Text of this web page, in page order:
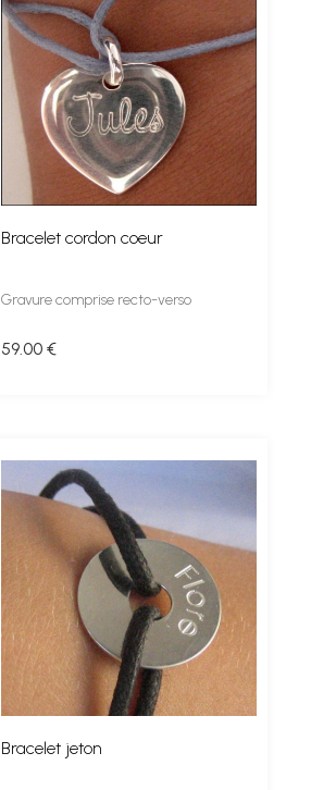
Bracelet cordon coeur
Gravure comprise recto-verso
59.00 €
Bracelet jeton